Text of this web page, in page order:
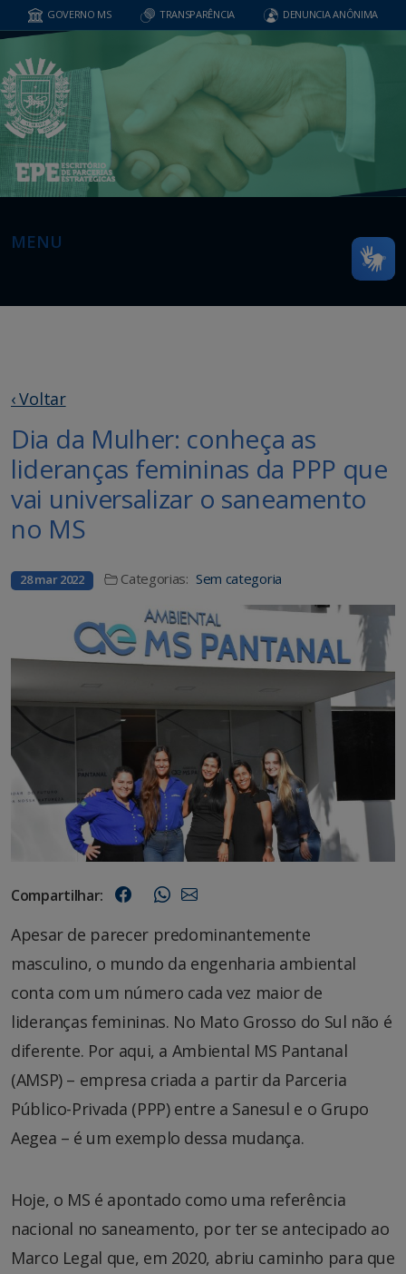
GOVERNO MS TRANSPARÊNCIA DENUNCIA ANÔNIMA
MENU
‹ Voltar
Dia da Mulher: conheça as
lideranças femininas da PPP que
vai universalizar o saneamento
no MS
28 mar 2022 Categorias: Sem categoria
Compartilhar:
Apesar de parecer predominantemente
masculino, o mundo da engenharia ambiental
conta com um número cada vez maior de
lideranças femininas. No Mato Grosso do Sul não é
diferente. Por aqui, a Ambiental MS Pantanal
(AMSP) – empresa criada a partir da Parceria
Público-Privada (PPP) entre a Sanesul e o Grupo
Aegea – é um exemplo dessa mudança.
Hoje, o MS é apontado como uma referência
nacional no saneamento, por ter se antecipado ao
Marco Legal que, em 2020, abriu caminho para que